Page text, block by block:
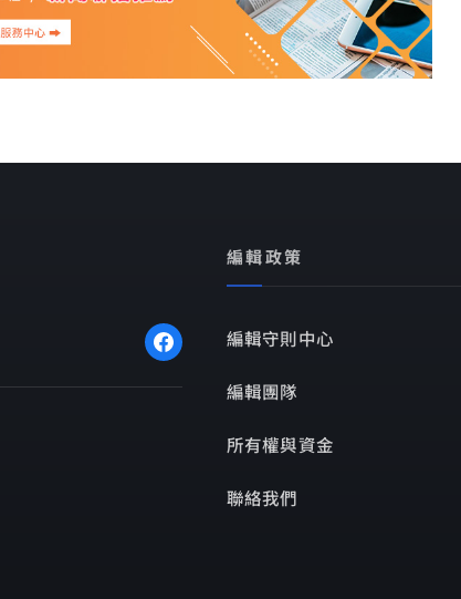
編輯政策
編輯守則中心
編輯團隊
所有權與資金
聯絡我們